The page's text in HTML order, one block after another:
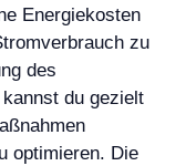
Energiekosten
zu
des
du gezielt
optimieren. Die